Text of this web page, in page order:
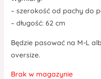
– szerokość od pachy do
– długość: 62 cm
Będzie pasować na M-L
oversize.
Brak w magazynie